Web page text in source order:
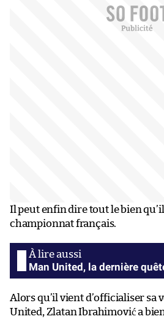
Il peut enfin dire tout le bien
championnat français.
Man United, la dernière
Alors qu’il vient d’officialiser sa
United, Zlatan Ibrahimović a